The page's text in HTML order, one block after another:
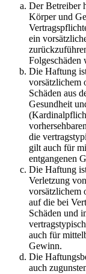
Der Betreiber
Körper und
ein
Folgeschäden
Die Haftung
vorsätzlichem
Schäden aus
Gesundheit
die
gilt auch für
entgangenen
Die Haftung
Verletzung
vorsätzlichem
auf die bei
Schäden und
auch für
Gewinn.
Die
auch